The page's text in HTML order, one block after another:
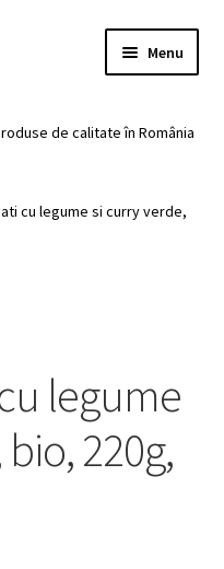
Menu
de calitate în România
cu legume si curry verde,
legume
220g,